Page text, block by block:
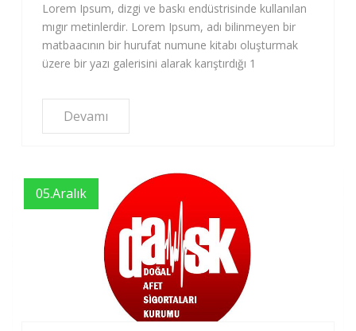
Lorem Ipsum, dizgi ve baskı endüstrisinde kullanılan
mıgır metinlerdir. Lorem Ipsum, adı bilinmeyen bir
matbaacının bir hurufat numune kitabı oluşturmak
üzere bir yazı galerisini alarak karıştırdığı 1
Devamı
05.Aralık